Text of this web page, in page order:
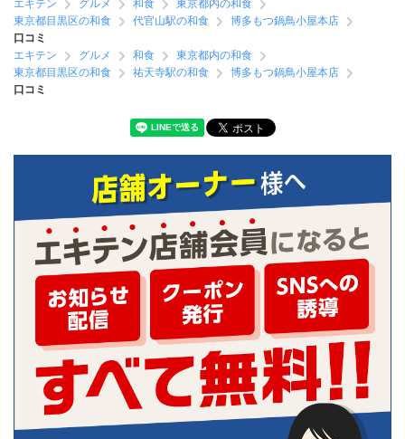
エキテン
グルメ 和食
東京都内の和食
東京都目黒区の和食
代官山駅の和食
博多もつ鍋鳥小屋本店
口コミ
エキテン
グルメ 和食
東京都内の和食
東京都目黒区の和食
祐天寺駅の和食
博多もつ鍋鳥小屋本店
口コミ